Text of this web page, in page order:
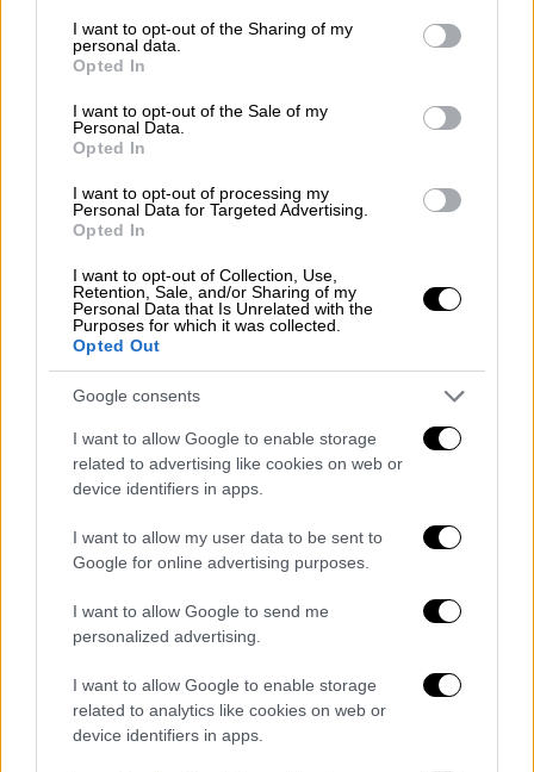
not limited to your visit or usage behaviour. You may click to
grant or deny consent to Google and its third-party tags to
use your data for below specified purposes in below Google
consent section.
I want to opt-out of the Sharing of my
personal data.
Opted In
I want to opt-out of the Sale of my
Personal Data.
Opted In
I want to opt-out of processing my
Personal Data for Targeted Advertising.
Opted In
I want to opt-out of Collection, Use,
Retention, Sale, and/or Sharing of my
Personal Data that Is Unrelated with the
Purposes for which it was collected.
Opted Out
Google consents
I want to allow Google to enable storage
related to advertising like cookies on web or
device identifiers in apps.
I want to allow my user data to be sent to
Google for online advertising purposes.
I want to allow Google to send me
personalized advertising.
I want to allow Google to enable storage
related to analytics like cookies on web or
device identifiers in apps.
Ατομικής Ενέργειας.
σκληροπυρηνικοί » απέναντι στο Ιράν μέσα
στο ίδιο το Ρεπουμπλικανικό Κόμμα
θεωρούν ότι η Τεχεράνη δεν μπορεί να
θεωρηθεί αξιόπιστη σε καμία συμφωνία. Οι
αναξιοπιστίας του Ιράν ενισχύουν αυτό το
επιχείρημα.
Ερώτημα 2: Το θαμμένο ουράνιο
Το ήδη εμπλουτισμένο ουράνιο δημιουργεί
προβλήματα. Ηκυβέρνηση Τραμπ
χει
δηλώσει ότι το Ιράν πρέπει να το
παραδώσει, όμως αυτό βρίσκεται θαμμένο
βαθιά στο υπέδαφος μετά τις αμερικανικές
αεροπορικές επιδρομές πριν από έναν
χρόνο.